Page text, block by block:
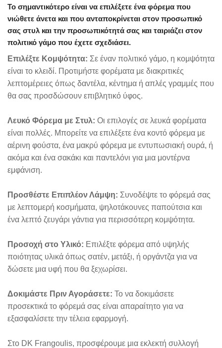
Το σημαντικότερο είναι να επιλέξετε ένα φόρεμα που
νιώθετε άνετα και που ανταποκρίνεται στον προσωπικό
σας στυλ και την προσωπικότητά σας και ταιριάζει στον
πολιτικό γάμο που έχετε σχεδιάσει.
Επιλέξτε Κομψότητα: Σε έναν πολιτικό γάμο, η κομψότητα
είναι το κλειδί. Προτιμήστε φορέματα με διακριτικές
λεπτομέρειες όπως δαντέλα, κέντημα ή απλές γραμμές που
θα σας προσδώσουν επιβλητικό ύφος.
Λευκό Φόρεμα με Στυλ: Οι επιλογές σε λευκά φορέματα
είναι πολλές. Μπορείτε να επιλέξετε ένα κοντό φόρεμα με
αέρινη φούστα, ένα μακρύ φόρεμα με εντυπωσιακή ουρά, ή
ακόμα και ένα σακάκι και παντελόνι για μια μοντέρνα
εμφάνιση.
Προσθέστε Επιπλέον Λάμψη: Συνοδέψτε το φόρεμά σας
με λεπτομερή κοσμήματα, ψηλοτάκουνες παπούτσια και
ένα λεπτό ζευγάρι γάντια για περισσότερη κομψότητα.
Προσοχή στο Υλικό: Επιλέξτε φόρεμα από υψηλής
ποιότητας υλικά όπως σατέν, μετάξι, ή οργάντζα για να
δώσετε μια υφή που θα ξεχωρίσει.
Δοκιμάστε Πριν Αγοράσετε: Το να δοκιμάσετε
προσεκτικά το φόρεμά σας είναι απαραίτητο για να
εξασφαλίσετε την τέλεια εφαρμογή.
Στο DK Frangoulis, προσφέρουμε μια εκλεκτή συλλογή